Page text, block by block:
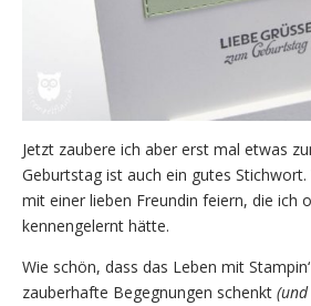
Jetzt zaubere ich aber erst mal etwas
Geburtstag ist auch ein gutes
mit einer lieben Freundin feiern, die ich
kennengelernt hätte.
Wie schön, dass das Leben mit
zauberhafte Begegnungen schenkt